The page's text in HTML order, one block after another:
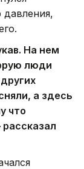
давления,
На нем
люди
а здесь
что